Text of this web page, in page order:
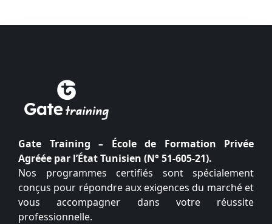
Gate Training – École de Formation Privée
Agréée par l’État Tunisien (N° 51-605-21).
Nos programmes certifiés sont spécialement
conçus pour répondre aux exigences du marché et
vous accompagner dans votre réussite
professionnelle.